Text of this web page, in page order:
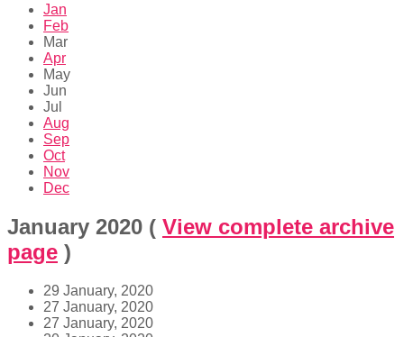
Jan
Feb
Mar
Apr
May
Jun
Jul
Aug
Sep
Oct
Nov
Dec
January 2020 ( View complete archive
page )
29 January, 2020
27 January, 2020
27 January, 2020